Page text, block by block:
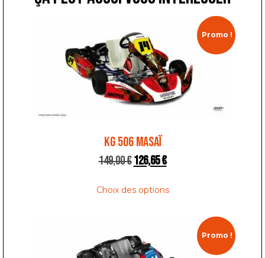
Promo !
KG 506 MASAÏ
149,00€126,65€
Choix des options
Promo !